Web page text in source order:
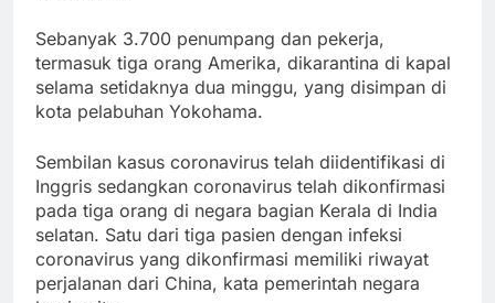
Sebanyak 3.700 penumpang dan pekerja,
termasuk tiga orang Amerika, dikarantina di kapal
selama setidaknya dua minggu, yang disimpan di
kota pelabuhan Yokohama.
Sembilan kasus coronavirus telah diidentifikasi di
Inggris sedangkan coronavirus telah dikonfirmasi
pada tiga orang di negara bagian Kerala di India
selatan. Satu dari tiga pasien dengan infeksi
coronavirus yang dikonfirmasi memiliki riwayat
perjalanan dari China, kata pemerintah negara